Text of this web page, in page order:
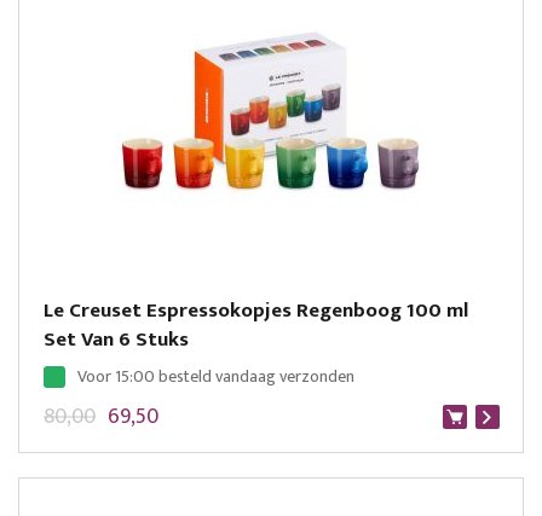
Le Creuset Espressokopjes Regenboog 100 ml
Set Van 6 Stuks
Voor 15:00 besteld vandaag verzonden
69,50
80,00